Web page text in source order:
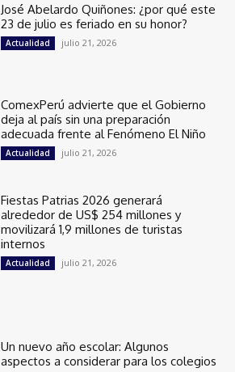
José Abelardo Quiñones: ¿por qué este
23 de julio es feriado en su honor?
Actualidad julio 21, 2026
ComexPerú advierte que el Gobierno
deja al país sin una preparación
adecuada frente al Fenómeno El Niño
Actualidad julio 21, 2026
Fiestas Patrias 2026 generará
alrededor de US$ 254 millones y
movilizará 1,9 millones de turistas
internos
Actualidad julio 21, 2026
Un nuevo año escolar: Algunos
aspectos a considerar para los colegios